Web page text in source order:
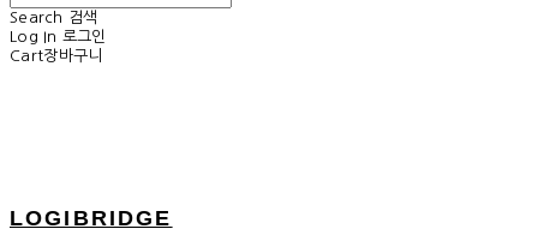
Search
검색
Log In 로그인
Cart장바구니
LOGIBRIDGE